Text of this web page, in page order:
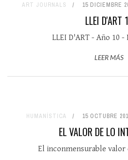
ART JOURNALS 15 DICIEMBRE
LLEI D'ART
LLEI D'ART - Año 10 -
LEER MÁS
HUMANÍSTICA 15 OCTUBRE
EL VALOR DE LO
El inconmensurable